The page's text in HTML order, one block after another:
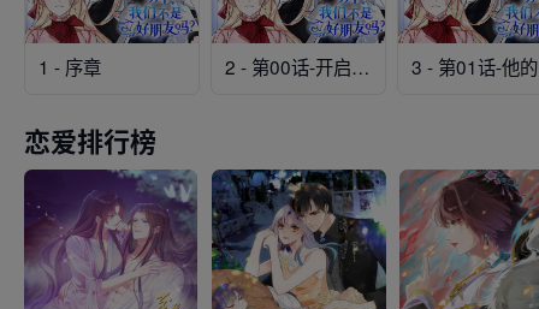
1 - 序章 2 - 第00话-开启全新人生 3
恋爱排行榜